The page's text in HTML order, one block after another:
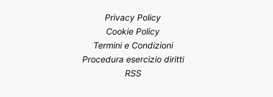
Privacy Policy
Cookie Policy
Termini e Condizioni
Procedura esercizio diritti
RSS